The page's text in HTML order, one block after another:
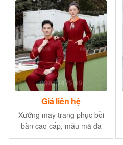
Giá liên hệ
Xưởng may trang phục bồi
bàn cao cấp, mẫu mã đa
dạng, độ bền cao